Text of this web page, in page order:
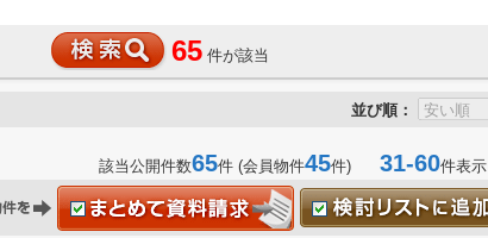
65 件が該当
並び順：
該当公開件数65件 (会員物件45件) 31-60件表示